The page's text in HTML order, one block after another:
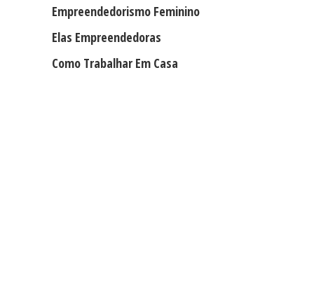
Empreendedorismo Feminino
Elas Empreendedoras
Como Trabalhar Em Casa